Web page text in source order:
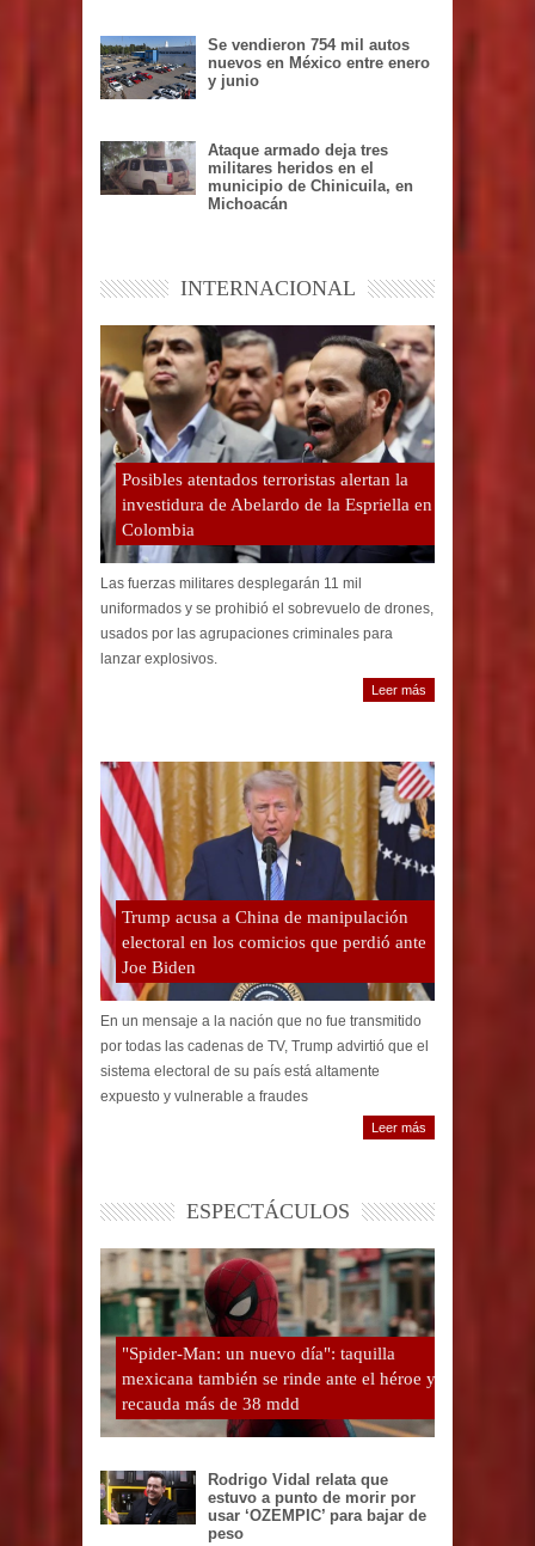
Se vendieron 754 mil autos
nuevos en México entre enero
y junio
Ataque armado deja tres
militares heridos en el
municipio de Chinicuila, en
Michoacán
INTERNACIONAL
Posibles atentados terroristas alertan la
investidura de Abelardo de la Espriella en
Colombia
Las fuerzas militares desplegarán 11 mil
uniformados y se prohibió el sobrevuelo de drones,
usados por las agrupaciones criminales para
lanzar explosivos.
Leer más
Trump acusa a China de manipulación
electoral en los comicios que perdió ante
Joe Biden
En un mensaje a la nación que no fue transmitido
por todas las cadenas de TV, Trump advirtió que el
sistema electoral de su país está altamente
expuesto y vulnerable a fraudes
Leer más
ESPECTÁCULOS
"Spider-Man: un nuevo día": taquilla
mexicana también se rinde ante el héroe y
recauda más de 38 mdd
Rodrigo Vidal relata que
estuvo a punto de morir por
usar ‘OZEMPIC’ para bajar de
peso